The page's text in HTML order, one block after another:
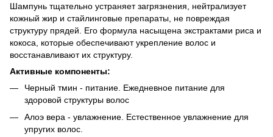
Шампунь тщательно устраняет загрязнения, нейтрализует
кожный жир и стайлинговые препараты, не повреждая
структуру прядей. Его формула насыщена экстрактами риса и
кокоса, которые обеспечивают укрепление волос и
восстанавливают их структуру.
Активные компоненты:
Черный тмин - питание. Ежедневное питание для
здоровой структуры волос
Алоэ вера - увлажнение. Естественное увлажнение для
упругих волос.